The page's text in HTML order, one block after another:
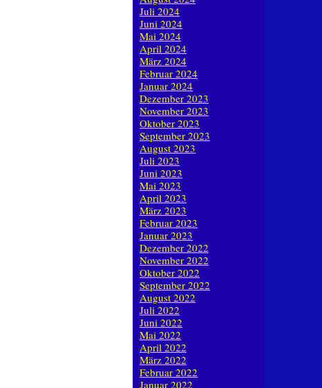
Juli 2024
Juni 2024
Mai 2024
April 2024
März 2024
Februar 2024
Januar 2024
Dezember 2023
November 2023
Oktober 2023
September 2023
August 2023
Juli 2023
Juni 2023
Mai 2023
April 2023
März 2023
Februar 2023
Januar 2023
Dezember 2022
November 2022
Oktober 2022
September 2022
August 2022
Juli 2022
Juni 2022
Mai 2022
April 2022
März 2022
Februar 2022
Januar 2022